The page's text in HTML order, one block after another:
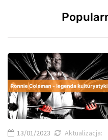
13/01/2023
Aktualizacja: